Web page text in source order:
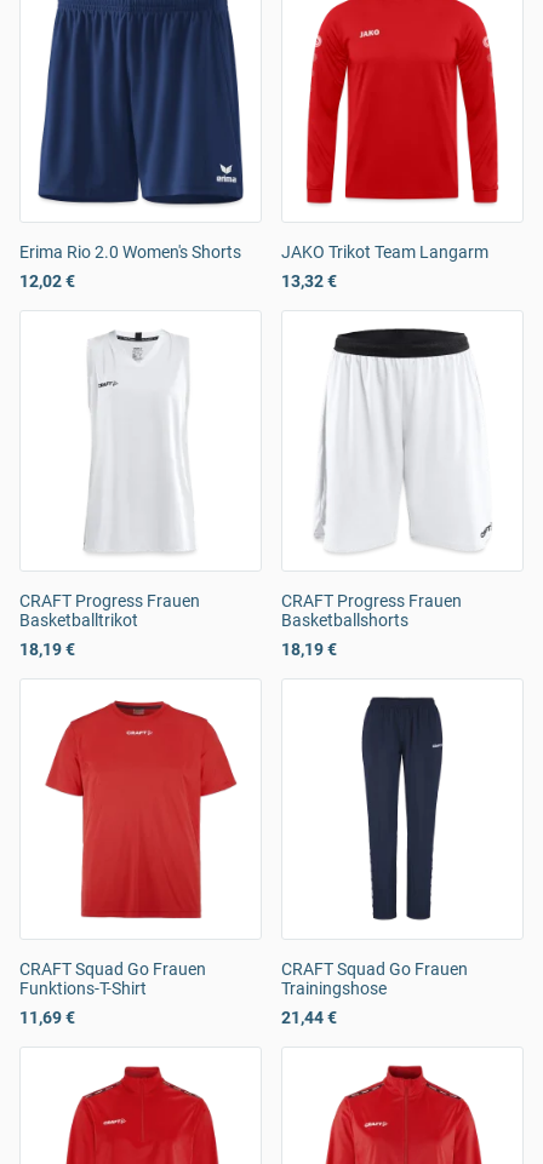
Erima Rio 2.0 Women's Shorts
12,02 €
JAKO Trikot Team Langarm
13,32 €
CRAFT Progress Frauen
Basketballtrikot
18,19 €
CRAFT Progress Frauen
Basketballshorts
18,19 €
CRAFT Squad Go Frauen
Funktions-T-Shirt
11,69 €
CRAFT Squad Go Frauen
Trainingshose
21,44 €